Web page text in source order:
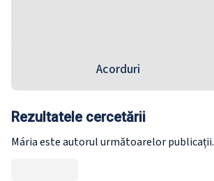
Acorduri
Rezultatele cercetării
Mária este autorul următoarelor publicații.